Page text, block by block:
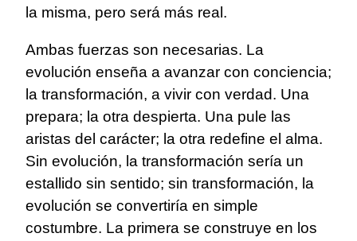
la misma, pero será más real.
Ambas fuerzas son necesarias. La
evolución enseña a avanzar con conciencia;
la transformación, a vivir con verdad. Una
prepara; la otra despierta. Una pule las
aristas del carácter; la otra redefine el alma.
Sin evolución, la transformación sería un
estallido sin sentido; sin transformación, la
evolución se convertiría en simple
costumbre. La primera se construye en los